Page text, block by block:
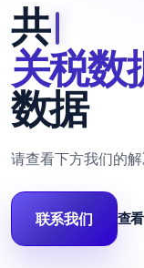
收集、
共享
关税数
数据
请查看下方我们的解
联系我们 查